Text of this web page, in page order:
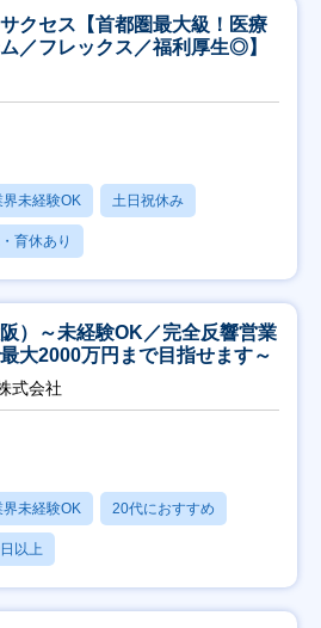
クセス【首都圏最大級！医療
／フレックス／福利厚生◎】
未経験OK 土日祝休み
育休あり
）～未経験OK／完全反響営業
大2000万円まで目指せます～
式会社
未経験OK 20代におすすめ
以上